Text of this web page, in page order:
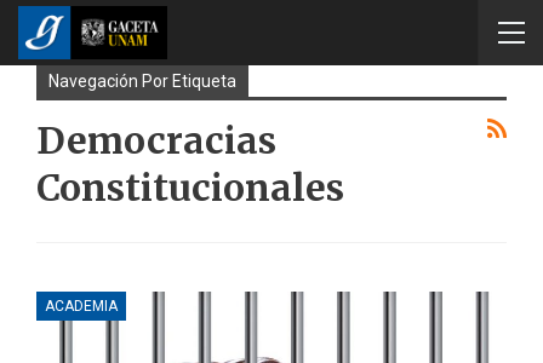
Navegación Por Etiqueta
Democracias
Constitucionales
ACADEMIA